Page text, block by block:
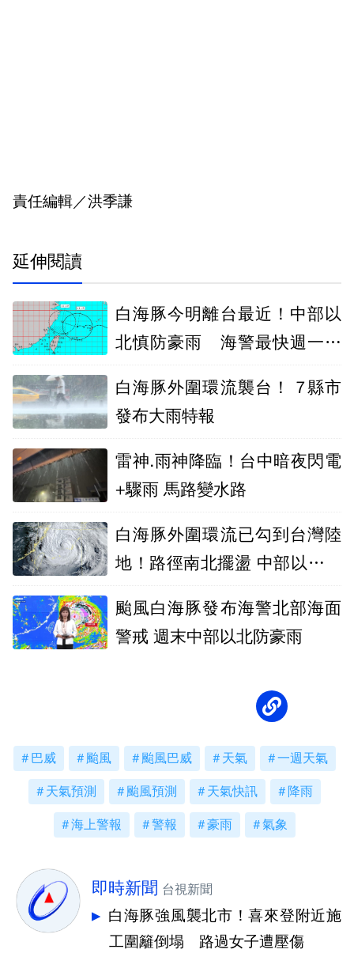
責任編輯／洪季謙
延伸閱讀
白海豚今明離台最近！中部以
北慎防豪雨 海警最快週一解
白海豚外圍環流襲台！ 7縣市
發布大雨特報
雷神.雨神降臨！台中暗夜閃電
+驟雨 馬路變水路
白海豚外圍環流已勾到台灣陸
地！路徑南北擺盪 中部以北豪
颱風白海豚發布海警北部海面
警戒 週末中部以北防豪雨
巴威 颱風 颱風巴威 天氣 一週天氣
天氣預測 颱風預測 天氣快訊 降雨
海上警報 警報 豪雨 氣象
即時新聞 台視新聞
白海豚強風襲北市！喜來登附近施
工圍籬倒塌 路過女子遭壓傷